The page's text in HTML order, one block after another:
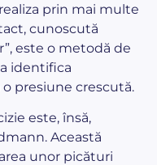
prin mai multe
cunoscută
este o metodă de
identifica
presiune crescută.
este, însă,
Această
unor picături